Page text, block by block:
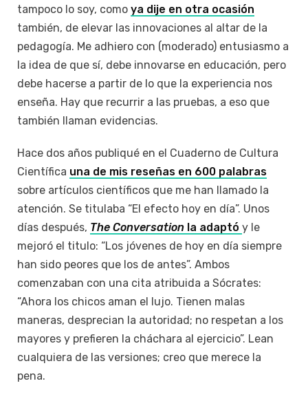
tampoco lo soy, como ya dije en otra ocasión
también, de elevar las innovaciones al altar de la
pedagogía. Me adhiero con (moderado) entusiasmo a
la idea de que sí, debe innovarse en educación, pero
debe hacerse a partir de lo que la experiencia nos
enseña. Hay que recurrir a las pruebas, a eso que
también llaman evidencias.
Hace dos años publiqué en el Cuaderno de Cultura
Científica una de mis reseñas en 600 palabras
sobre artículos científicos que me han llamado la
atención. Se titulaba “El efecto hoy en día”. Unos
días después, The Conversation la adaptó y le
mejoró el titulo: “Los jóvenes de hoy en día siempre
han sido peores que los de antes”. Ambos
comenzaban con una cita atribuida a Sócrates:
“Ahora los chicos aman el lujo. Tienen malas
maneras, desprecian la autoridad; no respetan a los
mayores y prefieren la cháchara al ejercicio”. Lean
cualquiera de las versiones; creo que merece la
pena.